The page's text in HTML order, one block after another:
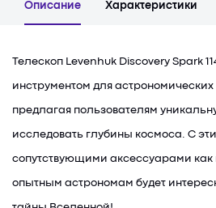
Описание Характеристики
Телескоп Levenhuk Discovery Spark
инструментом для
предлагая пользователям
исследовать глубины космоса. С
сопутствующими аксессуарами
опытным астрономам будет